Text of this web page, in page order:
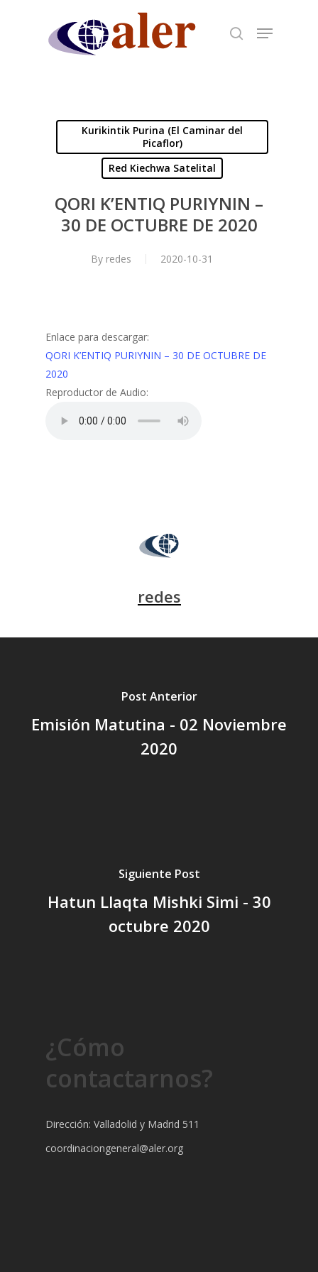
Kurikintik Purina (El Caminar del
Picaflor)
Red Kiechwa Satelital
QORI K’ENTIQ PURIYNIN –
30 DE OCTUBRE DE 2020
By redes 2020-10-31
Enlace para descargar:
QORI K’ENTIQ PURIYNIN – 30 DE OCTUBRE DE
2020
Reproductor de Audio:
redes
Post Anterior
Emisión Matutina - 02 Noviembre
2020
Siguiente Post
Hatun Llaqta Mishki Simi - 30
octubre 2020
¿Cómo
contactarnos?
Dirección: Valladolid y Madrid 511
coordinaciongeneral@aler.org